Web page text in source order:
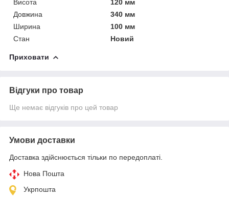
Висота
120 мм
Довжина
340 мм
Ширина
100 мм
Стан
Новий
Приховати
Відгуки про товар
Ще немає відгуків про цей товар
Умови доставки
Доставка здійснюється тільки по передоплаті.
Нова Пошта
Укрпошта